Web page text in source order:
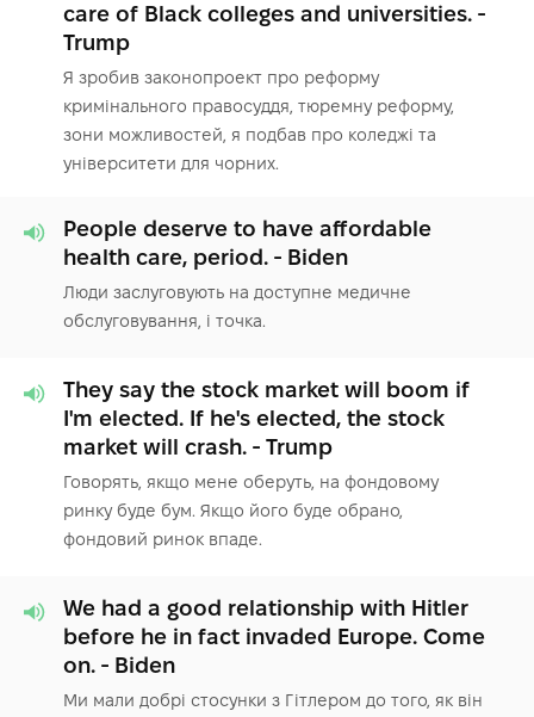
care of Black colleges and universities. -
Trump
Я зробив законопроект про реформу
кримінального правосуддя, тюремну реформу,
зони можливостей, я подбав про коледжі та
університети для чорних.
People deserve to have affordable
health care, period. - Biden
Люди заслуговують на доступне медичне
обслуговування, і точка.
They say the stock market will boom if
I'm elected. If he's elected, the stock
market will crash. - Trump
Говорять, якщо мене оберуть, на фондовому
ринку буде бум. Якщо його буде обрано,
фондовий ринок впаде.
We had a good relationship with Hitler
before he in fact invaded Europe. Come
on. - Biden
Ми мали добрі стосунки з Гітлером до того, як він